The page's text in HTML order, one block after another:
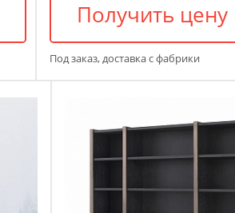
Получить цену
Под заказ, доставка с фабрики